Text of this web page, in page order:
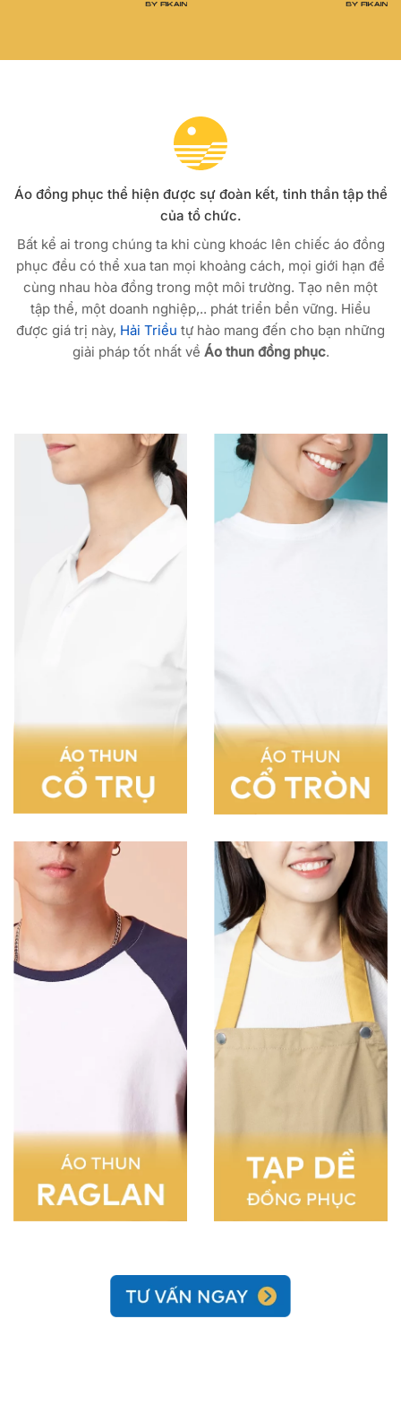
Áo đồng phục thể hiện được sự đoàn kết, tinh thần tập thể
của tổ chức.
Bất kể ai trong chúng ta khi cùng khoác lên chiếc áo đồng
phục đều có thể xua tan mọi khoảng cách, mọi giới hạn để
cùng nhau hòa đồng trong một môi trường. Tạo nên một
tập thể, một doanh nghiệp,.. phát triển bền vững. Hiểu
được giá trị này, Hải Triều tự hào mang đến cho bạn những
giải pháp tốt nhất về Áo thun đồng phục.